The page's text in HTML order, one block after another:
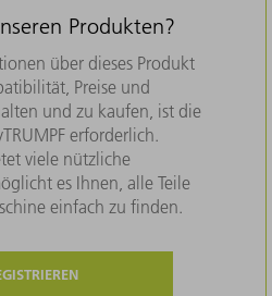
Produkten?
über dieses Produkt
Preise und
und zu kaufen, ist die
erforderlich.
viele nützliche
es Ihnen, alle Teile
einfach zu finden.